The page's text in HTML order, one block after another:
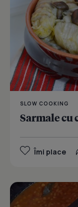
SLOW COOKING
Sarmale
Îmi place